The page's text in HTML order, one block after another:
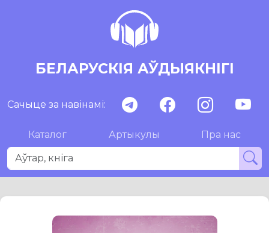
БЕЛАРУСКІЯ АЎДЫЯКНІГІ
Сачыце за навінамі:
Каталог Артыкулы Пра нас